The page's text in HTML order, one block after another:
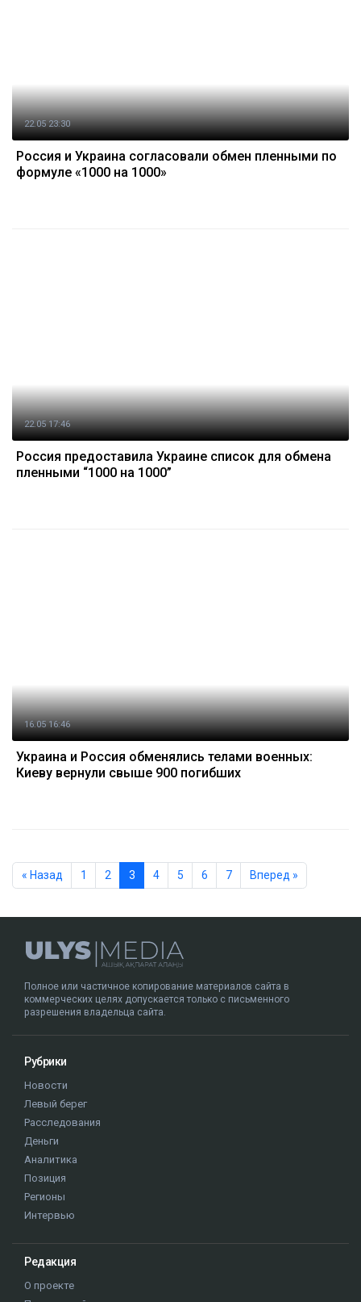
22.05 23:30
Россия и Украина согласовали обмен пленными по
формуле «1000 на 1000»
22.05 17:46
Россия предоставила Украине список для обмена
пленными “1000 на 1000”
16.05 16:46
Украина и Россия обменялись телами военных:
Киеву вернули свыше 900 погибших
« Назад 1 2 3 4 5 6 7 Вперед »
Полное или частичное копирование материалов сайта в
коммерческих целях допускается только с письменного
разрешения владельца сайта.
Рубрики
Новости
Левый берег
Расследования
Деньги
Аналитика
Позиция
Регионы
Интервью
Редакция
О проекте